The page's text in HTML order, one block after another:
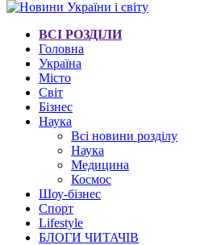
ВСІ РОЗДІЛИ
Головна
Україна
Місто
Світ
Бізнес
Наука
Всі новини розділу
Наука
Медицина
Космос
Шоу-бізнес
Спорт
Lifestyle
БЛОГИ ЧИТАЧІВ